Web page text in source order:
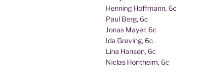
Hen­ning Hoff­mann, 6c
Paul Berg, 6c
Jonas May­er, 6c
Ida Gre­ving, 6c
Lina Han­sen, 6c
Nic­las Hont­heim, 6c